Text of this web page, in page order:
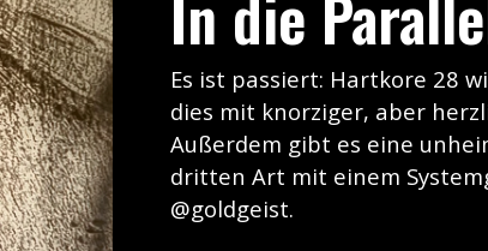
Es ist passiert: Hartkore 28
dies mit knorziger, aber
Außerdem gibt es eine
dritten Art mit einem
@goldgeist.